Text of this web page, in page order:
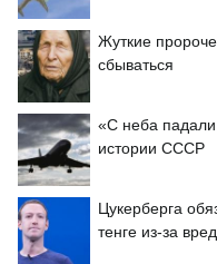
Жуткие
сбываться
«С неба
истории СССР
Цукерберга
тенге из-за